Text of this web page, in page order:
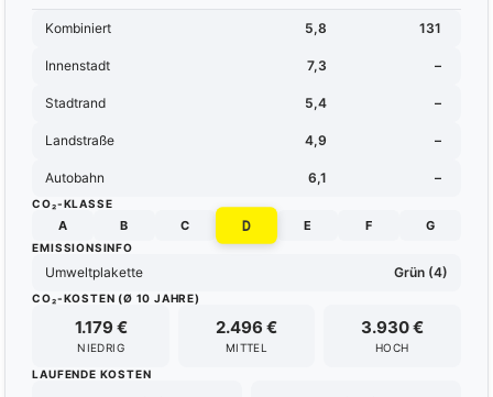
Kombiniert 5,8 131
Innenstadt 7,3 –
Stadtrand 5,4 –
Landstraße 4,9 –
Autobahn 6,1 –
CO₂-KLASSE
A B C D E F G
EMISSIONSINFO
Umweltplakette Grün (4)
CO₂-KOSTEN (Ø 10 JAHRE)
1.179 €
NIEDRIG
2.496 €
MITTEL
3.930 €
HOCH
LAUFENDE KOSTEN